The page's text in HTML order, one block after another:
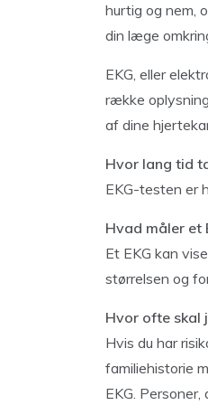
hurtig og nem,
din læge
EKG, eller
række
af dine
Hvor lang tid
EKG-testen er
Hvad måler et
Et EKG kan
størrelsen og
Hvor ofte skal
Hvis du har
familiehistorie
EKG.